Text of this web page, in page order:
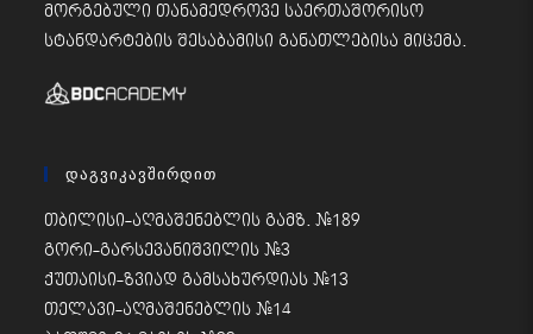
მორგებული თანამედროვე საერთაშორისო
სტანდარტების შესაბამისი განათლებისა მიცემა.
Დაგვიკავშირდით
თბილისი-აღმაშენებლის გამზ. #189
გორი-გარსევანიშვილის #3
ქუთაისი-ზვიად გამსახურდიას #13
თელავი-აღმაშენებლის #14